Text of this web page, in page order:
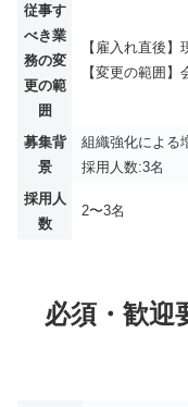
従事す
べき業
務の変
更の範
囲
【雇入れ直後
【変更の範囲
募集背
景
組織強化による
採用人数:3名
採用人
数
2〜3名
必須・歓迎